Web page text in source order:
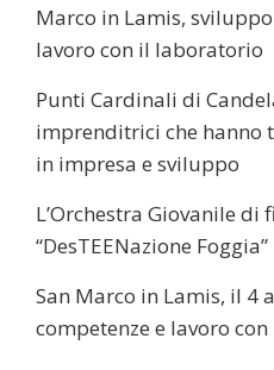
Marco in Lamis,
lavoro con il laboratorio
Punti Cardinali di
imprenditrici che hanno
in impresa e sviluppo
L’Orchestra Giovanile di
“DesTEENazione Foggia”
San Marco in Lamis, il 4
competenze e lavoro